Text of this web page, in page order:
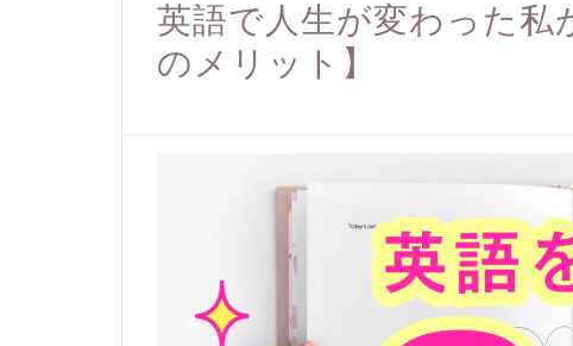
英語で人生が変わった私
のメリット】